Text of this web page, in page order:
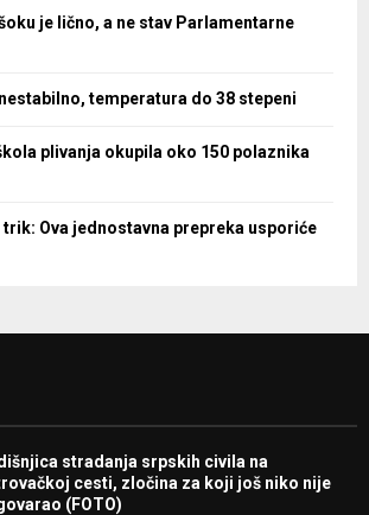
je lično, a ne stav Parlamentarne
temperatura do 38 stepeni
plivanja okupila oko 150 polaznika
Ova jednostavna prepreka usporiće
stradanja srpskih civila na
cesti, zločina za koji još niko nije
(FOTO)